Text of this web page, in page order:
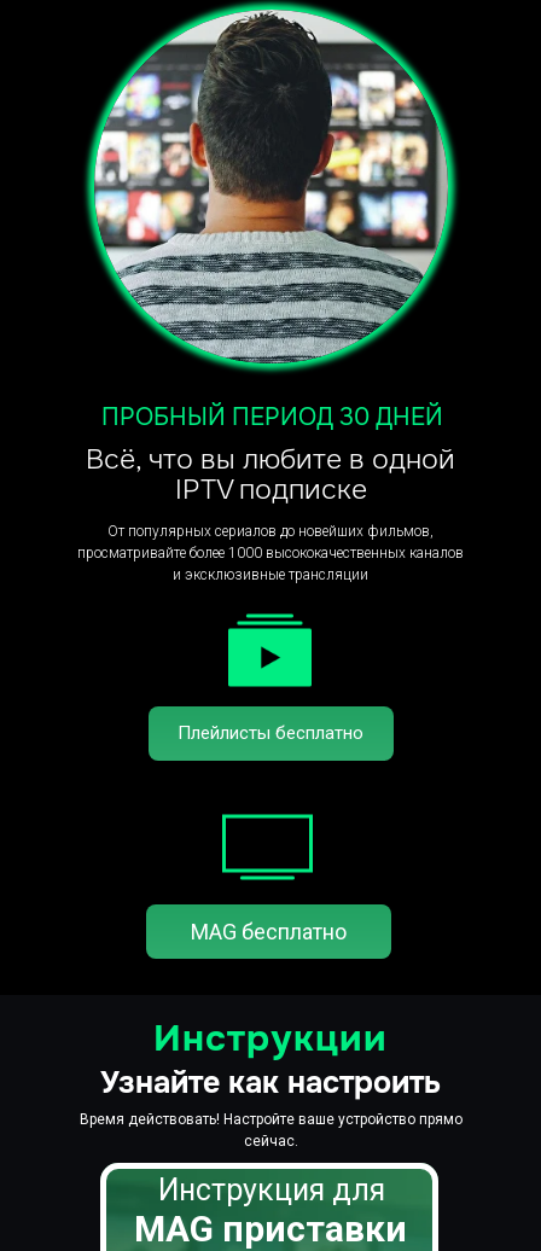
ПРОБНЫЙ ПЕРИОД 30 ДНЕЙ
Всё, что вы любите в одной
IPTV подписке
От популярных сериалов до новейших фильмов,
просматривайте более 1000 высококачественных каналов
и эксклюзивные трансляции
Плейлисты бесплатно
MAG бесплатно
Инструкция для
MAG приставки
Узнайте как настроить
Инструкции
Время действовать! Настройте ваше устройство прямо
сейчас.